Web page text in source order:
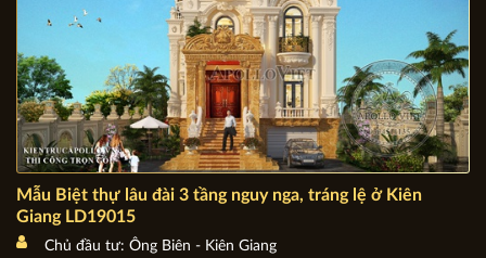
Mẫu Biệt thự lâu đài 3 tầng nguy nga, tráng lệ ở Kiên
Giang LD19015
Chủ đầu tư: Ông Biên - Kiên Giang